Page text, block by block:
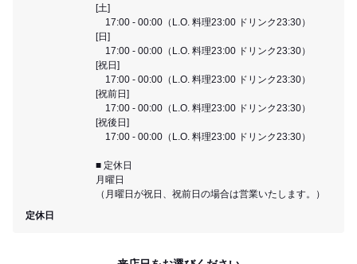
[土]
17:00 - 00:00（L.O. 料理23:00 ドリンク23:30）
[日]
17:00 - 00:00（L.O. 料理23:00 ドリンク23:30）
[祝日]
17:00 - 00:00（L.O. 料理23:00 ドリンク23:30）
[祝前日]
17:00 - 00:00（L.O. 料理23:00 ドリンク23:30）
[祝後日]
17:00 - 00:00（L.O. 料理23:00 ドリンク23:30）
■ 定休日
月曜日
（月曜日が祝日、祝前日の場合は営業いたします。）
定休日